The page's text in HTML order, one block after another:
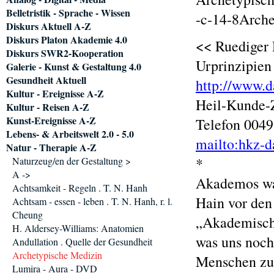
-c-14-
<<
http://
Heil-Kunde-
Telefon
mailto:hkz-
*
Akademos
Hain vor
was uns
Menschen
Belletristik - Sprache - Wissen
Diskurs Aktuell A-Z
Diskurs Platon Akademie 4.0
Diskurs SWR2-Kooperation
Galerie - Kunst & Gestaltung 4.0
Gesundheit Aktuell
Kultur - Ereignisse A-Z
Kultur - Reisen A-Z
Kunst-Ereignisse A-Z
Lebens- & Arbeitswelt 2.0 - 5.0
Natur - Therapie A-Z
Naturzeug/en der Gestaltung >
A ->
Achtsamkeit - Regeln . T. N. Hanh
Achtsam - essen - leben . T. N. Hanh, r. l.
Cheung
H. Aldersey-Williams: Anatomien
Andullation . Quelle der Gesundheit
Archetypische Medizin
Lumira - Aura - DVD